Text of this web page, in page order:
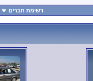
רשימת חברים